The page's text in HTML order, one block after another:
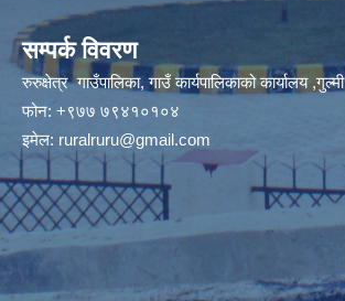
सम्पर्क विवरण
रुरुक्षेत्र गाउँपालिका, गाउँ कार्यपालिकाको कार्यालय ,गुल्मी
फोन: +९७७ ७९४१०१०४
इमेल: ruralruru@gmail.com